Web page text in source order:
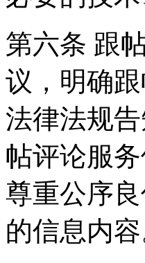
第六条 跟
议，明确
法律法规
帖评论服
尊重公序
的信息内容